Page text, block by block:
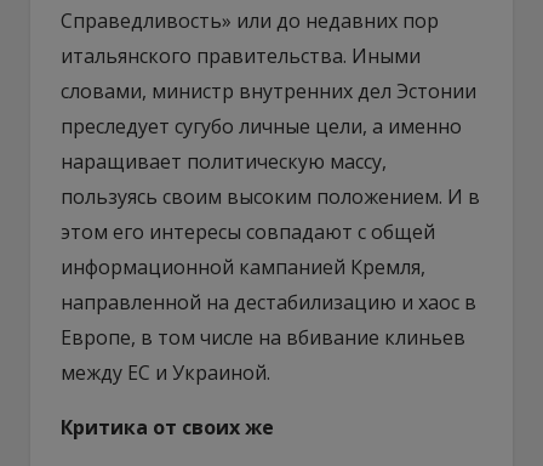
Справедливость» или до недавних пор
итальянского правительства. Иными
словами, министр внутренних дел Эстонии
преследует сугубо личные цели, а именно
наращивает политическую массу,
пользуясь своим высоким положением. И в
этом его интересы совпадают с общей
информационной кампанией Кремля,
направленной на дестабилизацию и хаос в
Европе, в том числе на вбивание клиньев
между ЕС и Украиной.
Критика от своих же